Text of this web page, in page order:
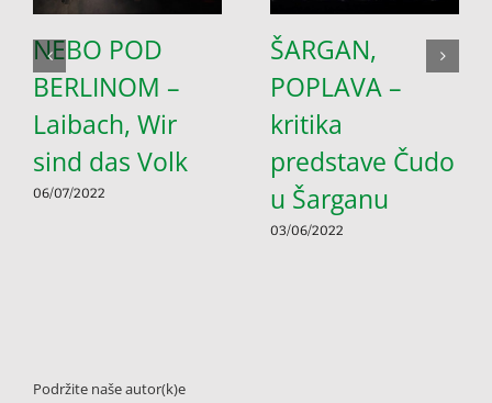
NEBO POD
BERLINOM –
Laibach, Wir
sind das Volk
06/07/2022
ŠARGAN,
POPLAVA –
kritika
predstave Čudo
u Šarganu
03/06/2022
Podržite naše autor(k)e